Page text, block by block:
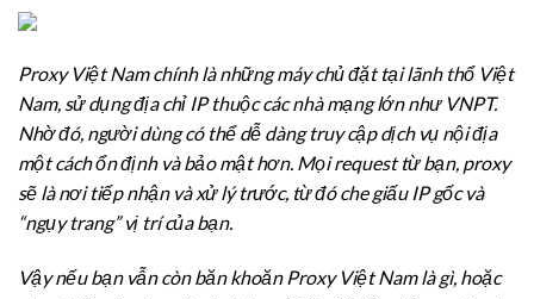
Proxy Việt Nam chính là những máy chủ đặt tại lãnh thổ Việt
Nam, sử dụng địa chỉ IP thuộc các nhà mạng lớn như VNPT.
Nhờ đó, người dùng có thể dễ dàng truy cập dịch vụ nội địa
một cách ổn định và bảo mật hơn. Mọi request từ bạn, proxy
sẽ là nơi tiếp nhận và xử lý trước, từ đó che giấu IP gốc và
“ngụy trang” vị trí của bạn.
Vậy nếu bạn vẫn còn băn khoăn Proxy Việt Nam là gì, hoặc